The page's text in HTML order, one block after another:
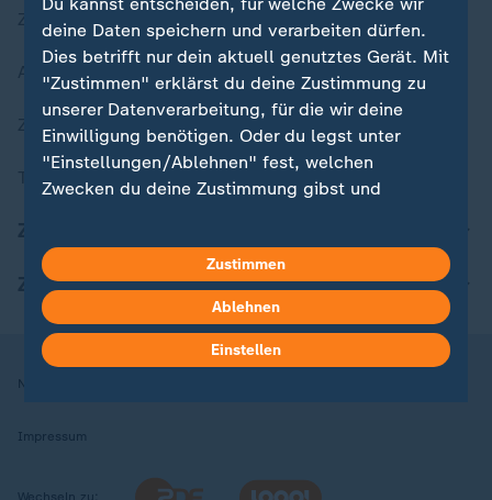
Zuletzt veröffentlicht
Aktuelle Sendungs-Videos
ZDFheute Stories
Themen im Überblick
ZDFheute Apps
Nutzungsbedingungen
Impressum
Wechseln zu:
Du kannst entscheiden, für welche Zwecke wir
deine Daten speichern und verarbeiten dürfen.
Dies betrifft nur dein aktuell genutztes Gerät. Mit
"Zustimmen" erklärst du deine Zustimmung zu
unserer Datenverarbeitung, für die wir deine
Einwilligung benötigen. Oder du legst unter
"Einstellungen/Ablehnen" fest, welchen
Zwecken du deine Zustimmung gibst und
in deinen Einstellungen widerrufen oder ändern.
Hier findest du das Impressum.
Weitere Informationen findest du in unserer
Datenschutzerklärung.
Zustimmen
Ablehnen
Einstellen